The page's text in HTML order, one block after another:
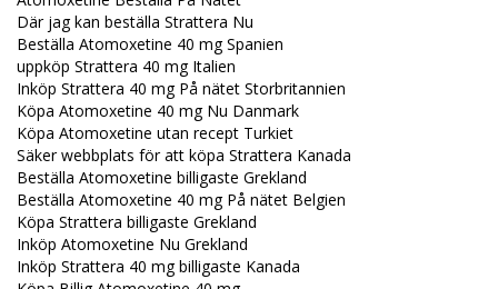
Där jag kan beställa Strattera Nu
Beställa Atomoxetine 40 mg Spanien
uppköp Strattera 40 mg Italien
Inköp Strattera 40 mg På nätet Storbritannien
Köpa Atomoxetine 40 mg Nu Danmark
Köpa Atomoxetine utan recept Turkiet
Säker webbplats för att köpa Strattera Kanada
Beställa Atomoxetine billigaste Grekland
Beställa Atomoxetine 40 mg På nätet Belgien
Köpa Strattera billigaste Grekland
Inköp Atomoxetine Nu Grekland
Inköp Strattera 40 mg billigaste Kanada